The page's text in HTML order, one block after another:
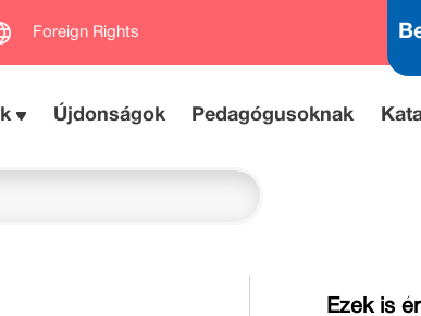
Foreign Rights
Újdonságok Pedagógusoknak
Ezek is